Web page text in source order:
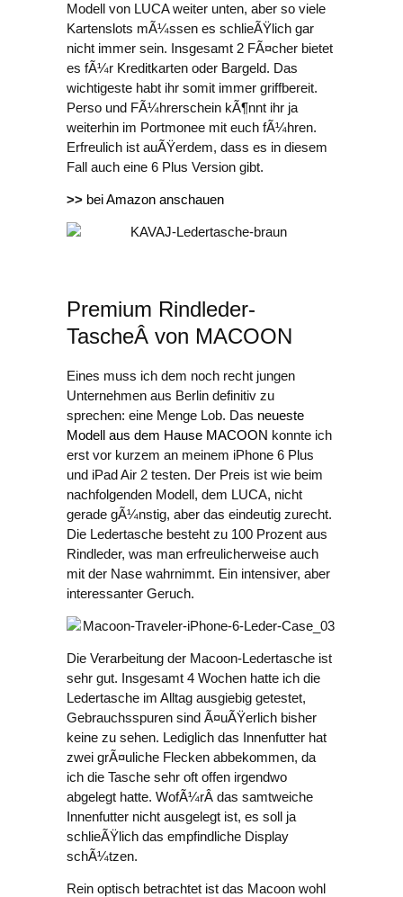
Modell von LUCA weiter unten, aber so viele
Kartenslots mÃ¼ssen es schlieÃŸlich gar
nicht immer sein. Insgesamt 2 FÃ¤cher bietet
es fÃ¼r Kreditkarten oder Bargeld. Das
wichtigeste habt ihr somit immer griffbereit.
Perso und FÃ¼hrerschein kÃ¶nnt ihr ja
weiterhin im Portmonee mit euch fÃ¼hren.
Erfreulich ist auÃŸerdem, dass es in diesem
Fall auch eine 6 Plus Version gibt.
>> bei Amazon anschauen
Premium Rindleder-
TascheÂ von MACOON
Eines muss ich dem noch recht jungen
Unternehmen aus Berlin definitiv zu
sprechen: eine Menge Lob. Das neueste
Modell aus dem Hause MACOON konnte ich
erst vor kurzem an meinem iPhone 6 Plus
und iPad Air 2 testen. Der Preis ist wie beim
nachfolgenden Modell, dem LUCA, nicht
gerade gÃ¼nstig, aber das eindeutig zurecht.
Die Ledertasche besteht zu 100 Prozent aus
Rindleder, was man erfreulicherweise auch
mit der Nase wahrnimmt. Ein intensiver, aber
interessanter Geruch.
Die Verarbeitung der Macoon-Ledertasche ist
sehr gut. Insgesamt 4 Wochen hatte ich die
Ledertasche im Alltag ausgiebig getestet,
Gebrauchsspuren sind Ã¤uÃŸerlich bisher
keine zu sehen. Lediglich das Innenfutter hat
zwei grÃ¤uliche Flecken abbekommen, da
ich die Tasche sehr oft offen irgendwo
abgelegt hatte. WofÃ¼rÂ das samtweiche
Innenfutter nicht ausgelegt ist, es soll ja
schlieÃŸlich das empfindliche Display
schÃ¼tzen.
Rein optisch betrachtet ist das Macoon wohl